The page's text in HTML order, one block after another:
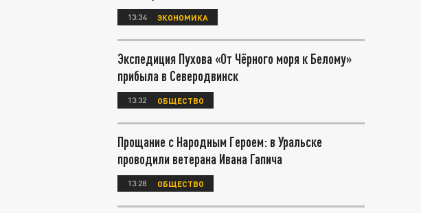
13:34 ЭКОНОМИКА
Экспедиция Пухова «От Чёрного моря к Белому»
прибыла в Северодвинск
13:32 ОБЩЕСТВО
Прощание с Народным Героем: в Уральске
проводили ветерана Ивана Гапича
13:28 ОБЩЕСТВО